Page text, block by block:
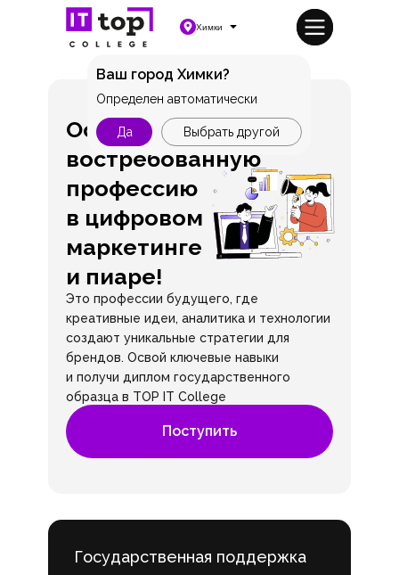
Химки
Ваш город Химки?
Да Выбрать другой
Определен автоматически
Это профессии будущего, где
креативные идеи, аналитика и технологии
создают уникальные стратегии для
брендов. Освой ключевые навыки
и получи диплом государственного
образца в TOP IT College
Освой
востребованную
профессию
в цифровом
маркетинге
и пиаре!
Поступить
Государственная поддержка